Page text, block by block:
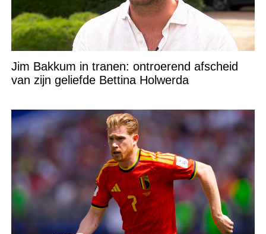
Jim Bakkum in tranen: ontroerend afscheid
van zijn geliefde Bettina Holwerda